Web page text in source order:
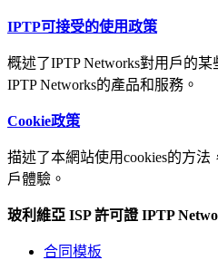
IPTP可接受的使用政策
概述了IPTP Networks對用戶的
IPTP Networks的產品和服務。
Cookie政策
描述了本網站使用cookies的方
戶體驗。
玻利維亞 ISP 許可證 IPTP
合同模板